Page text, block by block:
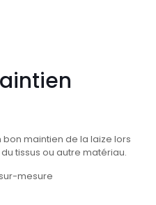
maintien de la laize lors
tissus ou autre matériau.
mesure